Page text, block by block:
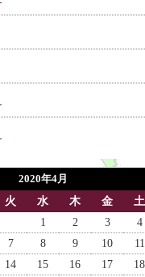
2020年4月
火 水 木 金
土
1
2 3
4
7 8 9 10
11
14 15 16 17 18